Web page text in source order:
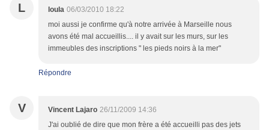
L loula 06/03/2010 18:22
moi aussi je confirme qu'à notre arrivée à Marseille nous
avons été mal accueillis.... il y avait sur les murs, sur les
immeubles des inscriptions " les pieds noirs à la mer"
Répondre
V Vincent Lajaro 26/11/2009 14:36
J'ai oublié de dire que mon frère a été accueilli pas des jets